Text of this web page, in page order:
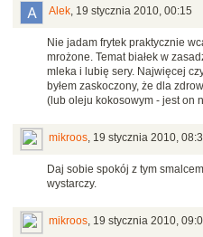
Alek, 19 stycznia 2010, 00:15
Nie jadam frytek praktycznie
mrożone. Temat białek w
mleka i lubię sery. Najwięcej
byłem zaskoczony, że dla
(lub oleju kokosowym - jest on
mikroos, 19 stycznia 2010,
Daj sobie spokój z tym
wystarczy.
mikroos, 19 stycznia 2010,